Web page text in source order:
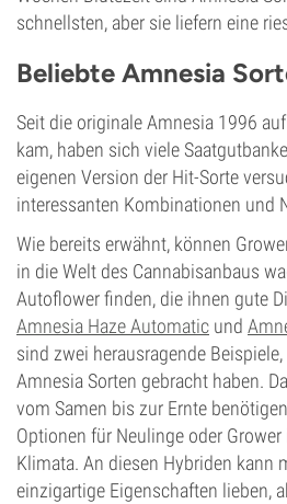
schnellsten, aber sie liefern eine
Beliebte Amnesia
Seit die originale Amnesia 1996
kam, haben sich viele
eigenen Version der Hit-Sorte
interessanten Kombinationen und
Wie bereits erwähnt, können
in die Welt des Cannabisanbaus
Autoflower finden, die ihnen gute
Amnesia Haze Automatic und
sind zwei herausragende
Amnesia Sorten gebracht haben.
vom Samen bis zur Ernte
Optionen für Neulinge oder
Klimata. An diesen Hybriden kann
einzigartige Eigenschaften lieben,